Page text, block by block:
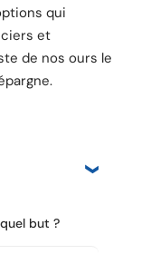
qui
et
de nos ours le
but ?